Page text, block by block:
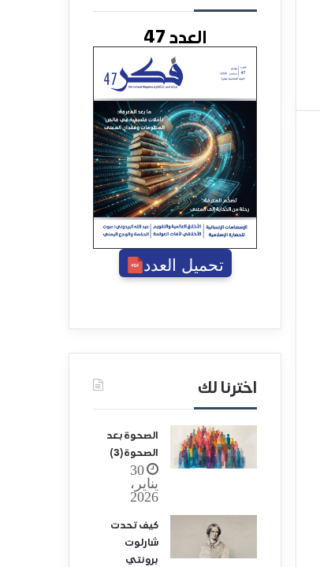
العدد 47
تحميل العدد
اخترنا لك
الصحوة بعد
الصحوة (3)
30
يناير،
2026
كيف تحدت
شارلوت
برونتي